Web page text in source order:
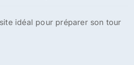
idéal pour préparer son tour